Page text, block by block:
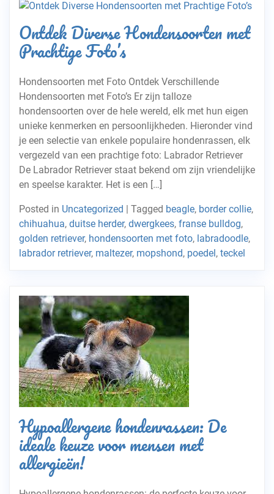
Ontdek Diverse Hondensoorten met
Prachtige Foto’s
Hondensoorten met Foto Ontdek Verschillende
Hondensoorten met Foto’s Er zijn talloze
hondensoorten over de hele wereld, elk met hun eigen
unieke kenmerken en persoonlijkheden. Hieronder vind
je een selectie van enkele populaire hondenrassen, elk
vergezeld van een prachtige foto: Labrador Retriever
De Labrador Retriever staat bekend om zijn vriendelijke
en speelse karakter. Het is een […]
Posted in Uncategorized | Tagged beagle, border collie,
chihuahua, duitse herder, dwergkees, franse bulldog,
golden retriever, hondensoorten met foto, labradoodle,
labrador retriever, maltezer, mopshond, poedel, teckel
Hypoallergene hondenrassen: De
ideale keuze voor mensen met
allergieën!